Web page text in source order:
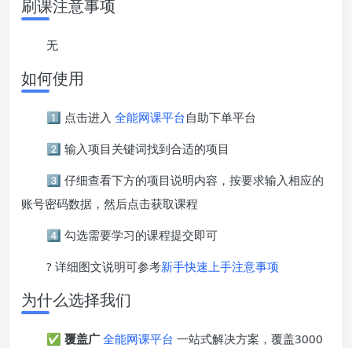
刷课注意事项
无
如何使用
1️⃣ 点击进入 全能网课平台自助下单平台
2️⃣ 输入项目关键词找到合适的项目
3️⃣ 仔细查看下方的项目说明内容，按要求输入相应的
账号密码数据，然后点击获取课程
4️⃣ 勾选需要学习的课程提交即可
? 详细图文说明可参考新手快速上手注意事项
为什么选择我们
✅ 覆盖广 全能网课平台 一站式解决方案，覆盖3000